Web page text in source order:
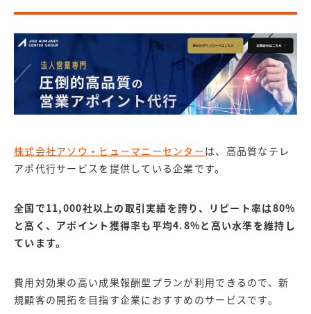
株式会社アソウ・ヒューマニーセンターは、高品質なテレ
アポ代行サービスを提供している企業です。
全国で11,000社以上の取引実績を誇り、リピート率は80%
と高く、アポイント獲得率も平均4.8%と高い水準を維持し
ています。
費用対効果の高い成果報酬型プランが利用できるので、新
規顧客の開拓を目指す企業におすすめのサービスです。